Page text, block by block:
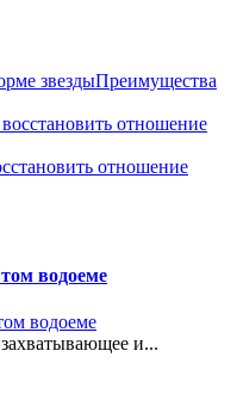
Преимущества
отношение
водоеме
и...